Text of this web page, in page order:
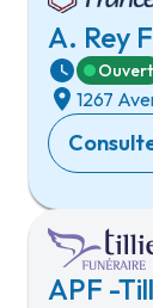
A. Rey
Ouvert
1267
APF -